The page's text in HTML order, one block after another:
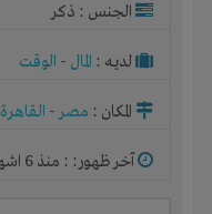
الجنس : ذكر
لديـه : المال - الوقت
المكان : مصر- القاهرة
آخر ظهور: : منذ 6 اشهر